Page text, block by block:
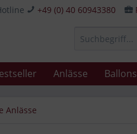
+49 (0) 40 60943380
Anlässe Ballons
Anlässe